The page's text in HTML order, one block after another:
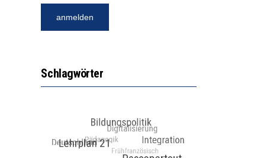
Schlagwörter